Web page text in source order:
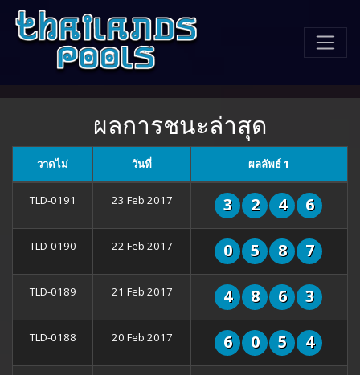
ผลการชนะล่าสุด
วาดไม่ วันที่ ผลลัพธ์ 1
TLD-0191 23 Feb 2017 3 2 4 6
TLD-0190 22 Feb 2017 0 5 8 7
TLD-0189 21 Feb 2017 4 8 6 3
TLD-0188 20 Feb 2017 6 0 5 4